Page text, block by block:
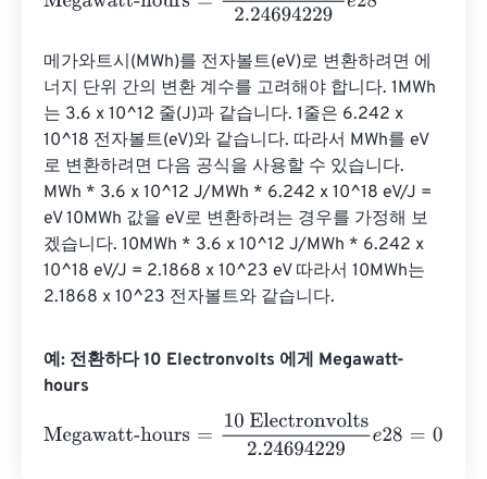
메가와트시(MWh)를 전자볼트(eV)로 변환하려면 에
너지 단위 간의 변환 계수를 고려해야 합니다. 1MWh
는 3.6 x 10^12 줄(J)과 같습니다. 1줄은 6.242 x
10^18 전자볼트(eV)와 같습니다. 따라서 MWh를 eV
로 변환하려면 다음 공식을 사용할 수 있습니다.
MWh * 3.6 x 10^12 J/MWh * 6.242 x 10^18 eV/J =
eV 10MWh 값을 eV로 변환하려는 경우를 가정해 보
겠습니다. 10MWh * 3.6 x 10^12 J/MWh * 6.242 x
10^18 eV/J = 2.1868 x 10^23 eV 따라서 10MWh는
2.1868 x 10^23 전자볼트와 같습니다.
예: 전환하다 10 Electronvolts 에게 Megawatt-
hours
Megawatt-hours
10 Electronvolts2.24694229 28=